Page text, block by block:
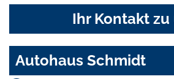
Ihr Kontakt zu
Autohaus Schmidt